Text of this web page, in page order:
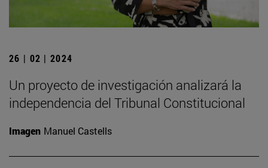
26 | 02 | 2024
Un proyecto de investigación analizará la
independencia del Tribunal Constitucional
Imagen Manuel Castells